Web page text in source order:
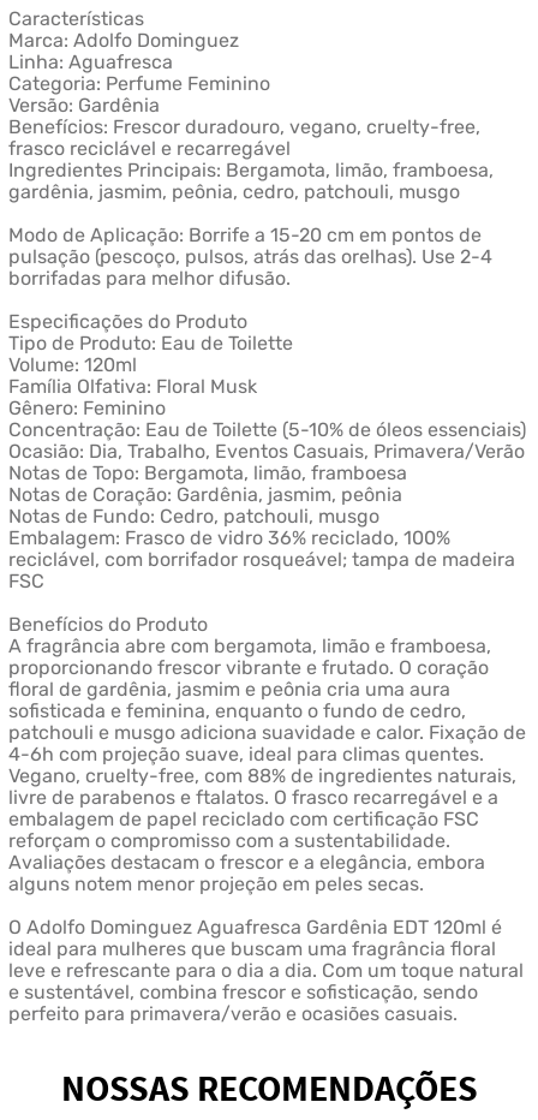
Características
Marca: Adolfo Dominguez
Linha: Aguafresca
Categoria: Perfume Feminino
Versão: Gardênia
Benefícios: Frescor duradouro, vegano, cruelty-free,
frasco reciclável e recarregável
Ingredientes Principais: Bergamota, limão, framboesa,
gardênia, jasmim, peônia, cedro, patchouli, musgo
Modo de Aplicação: Borrife a 15-20 cm em pontos de
pulsação (pescoço, pulsos, atrás das orelhas). Use 2-4
borrifadas para melhor difusão.
Especificações do Produto
Tipo de Produto: Eau de Toilette
Volume: 120ml
Família Olfativa: Floral Musk
Gênero: Feminino
Concentração: Eau de Toilette (5-10% de óleos essenciais)
Ocasião: Dia, Trabalho, Eventos Casuais, Primavera/Verão
Notas de Topo: Bergamota, limão, framboesa
Notas de Coração: Gardênia, jasmim, peônia
Notas de Fundo: Cedro, patchouli, musgo
Embalagem: Frasco de vidro 36% reciclado, 100%
reciclável, com borrifador rosqueável; tampa de madeira
FSC
Benefícios do Produto
A fragrância abre com bergamota, limão e framboesa,
proporcionando frescor vibrante e frutado. O coração
floral de gardênia, jasmim e peônia cria uma aura
sofisticada e feminina, enquanto o fundo de cedro,
patchouli e musgo adiciona suavidade e calor. Fixação de
4-6h com projeção suave, ideal para climas quentes.
Vegano, cruelty-free, com 88% de ingredientes naturais,
livre de parabenos e ftalatos. O frasco recarregável e a
embalagem de papel reciclado com certificação FSC
reforçam o compromisso com a sustentabilidade.
Avaliações destacam o frescor e a elegância, embora
alguns notem menor projeção em peles secas.
O Adolfo Dominguez Aguafresca Gardênia EDT 120ml é
ideal para mulheres que buscam uma fragrância floral
leve e refrescante para o dia a dia. Com um toque natural
e sustentável, combina frescor e sofisticação, sendo
perfeito para primavera/verão e ocasiões casuais.
NOSSAS RECOMENDAÇÕES